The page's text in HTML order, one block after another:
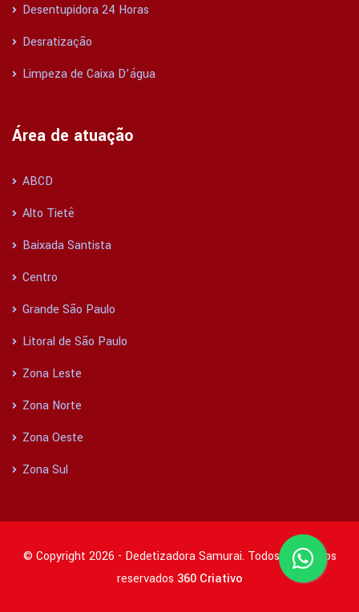
Desentupidora 24 Horas
Desratização
Limpeza de Caixa D’água
Área de atuação
ABCD
Alto Tietê
Baixada Santista
Centro
Grande São Paulo
Litoral de São Paulo
Zona Leste
Zona Norte
Zona Oeste
Zona Sul
© Copyright 2026 - Dedetizadora Samurai. Todos os direitos
reservados 360 Criativo